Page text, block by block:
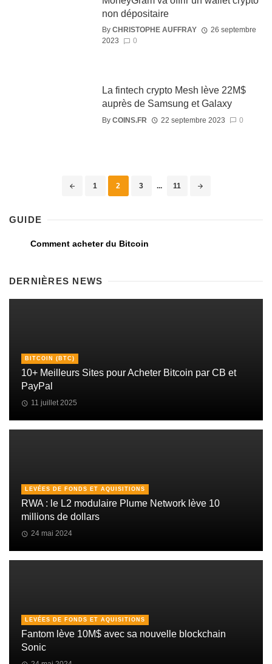
non dépositaire
By CHRISTOPHE AUFFRAY
26 septembre
2023
0
La fintech crypto Mesh lève 22M$
auprès de Samsung et Galaxy
By COINS.FR 22 septembre 2023 0
1 2 3 ... 11
GUIDE
Comment acheter du Bitcoin
DERNIÈRES NEWS
BITCOIN (BTC)
10+ Meilleurs Sites pour Acheter Bitcoin par CB et
PayPal
11 juillet 2025
LEVÉES DE FONDS ET AQUISITIONS
RWA : le L2 modulaire Plume Network lève 10
millions de dollars
24 mai 2024
LEVÉES DE FONDS ET AQUISITIONS
Fantom lève 10M$ avec sa nouvelle blockchain
Sonic